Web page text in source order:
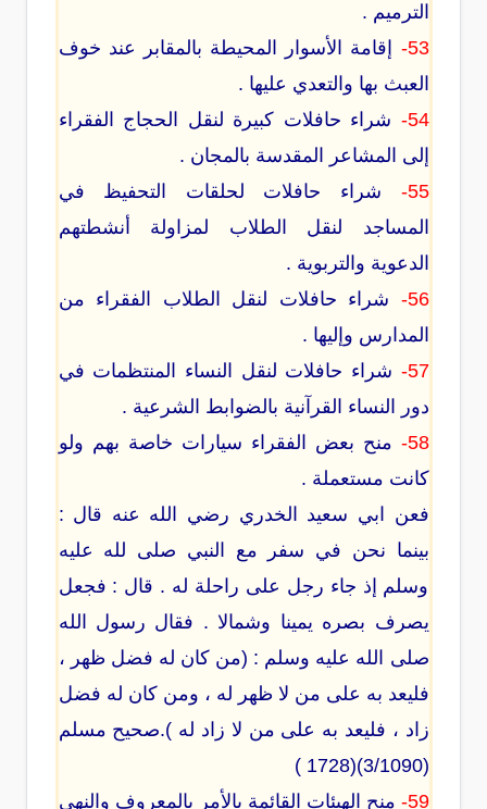
الترميم .
53-
إقامة الأسوار المحيطة بالمقابر عند خوف
العبث بها والتعدي عليها .
54-
شراء حافلات كبيرة لنقل الحجاج الفقراء
إلى المشاعر المقدسة بالمجان .
55-
شراء حافلات لحلقات التحفيظ في
المساجد لنقل الطلاب لمزاولة أنشطتهم
الدعوية والتربوية .
56-
شراء حافلات لنقل الطلاب الفقراء من
المدارس وإليها .
57-
شراء حافلات لنقل النساء المنتظمات في
دور النساء القرآنية بالضوابط الشرعية .
58-
منح بعض الفقراء سيارات خاصة بهم ولو
كانت مستعملة .
فعن ابي سعيد الخدري رضي الله عنه قال :
بينما نحن في سفر مع النبي صلى لله عليه
وسلم إذ جاء رجل على راحلة له . قال : فجعل
يصرف بصره يمينا وشمالا . فقال رسول الله
صلى الله عليه وسلم : (من كان له فضل ظهر ،
فليعد به على من لا ظهر له ، ومن كان له فضل
زاد ، فليعد به على من لا زاد له ).صحيح مسلم
(3/1090)(1728 )
59- منح الهيئات القائمة بالأمر بالمعروف والنهي